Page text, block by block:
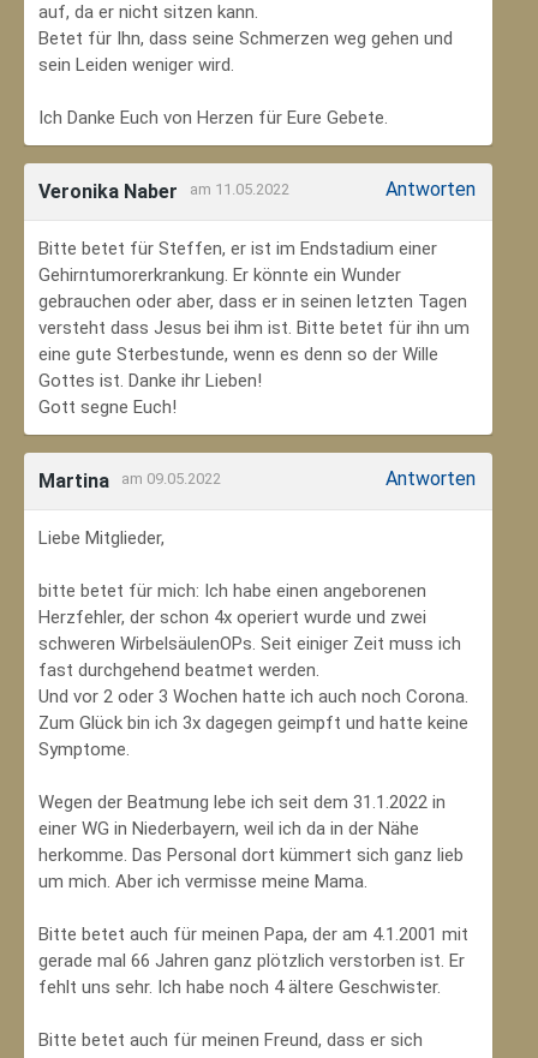
auf, da er nicht sitzen kann.
Betet für Ihn, dass seine Schmerzen weg gehen und
sein Leiden weniger wird.
Ich Danke Euch von Herzen für Eure Gebete.
Veronika Naber am 11.05.2022 Antworten
Bitte betet für Steffen, er ist im Endstadium einer
Gehirntumorerkrankung. Er könnte ein Wunder
gebrauchen oder aber, dass er in seinen letzten Tagen
versteht dass Jesus bei ihm ist. Bitte betet für ihn um
eine gute Sterbestunde, wenn es denn so der Wille
Gottes ist. Danke ihr Lieben!
Gott segne Euch!
Martina am 09.05.2022 Antworten
Liebe Mitglieder,
bitte betet für mich: Ich habe einen angeborenen
Herzfehler, der schon 4x operiert wurde und zwei
schweren WirbelsäulenOPs. Seit einiger Zeit muss ich
fast durchgehend beatmet werden.
Und vor 2 oder 3 Wochen hatte ich auch noch Corona.
Zum Glück bin ich 3x dagegen geimpft und hatte keine
Symptome.
Wegen der Beatmung lebe ich seit dem 31.1.2022 in
einer WG in Niederbayern, weil ich da in der Nähe
herkomme. Das Personal dort kümmert sich ganz lieb
um mich. Aber ich vermisse meine Mama.
Bitte betet auch für meinen Papa, der am 4.1.2001 mit
gerade mal 66 Jahren ganz plötzlich verstorben ist. Er
fehlt uns sehr. Ich habe noch 4 ältere Geschwister.
Bitte betet auch für meinen Freund, dass er sich